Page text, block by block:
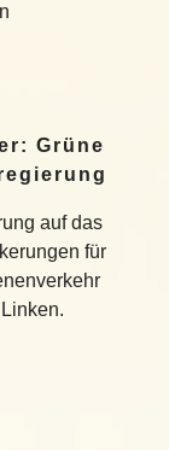
Grüne
auf das
für